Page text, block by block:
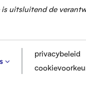
uitsluitend de
privacybeleid